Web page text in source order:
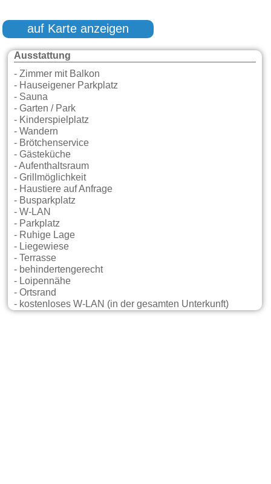
auf Karte anzeigen
Ausstattung
- Zimmer mit Balkon
- Hauseigener Parkplatz
- Sauna
- Garten / Park
- Kinderspielplatz
- Wandern
- Brötchenservice
- Gästeküche
- Aufenthaltsraum
- Grillmöglichkeit
- Haustiere auf Anfrage
- Busparkplatz
- W-LAN
- Parkplatz
- Ruhige Lage
- Liegewiese
- Terrasse
- behindertengerecht
- Loipennähe
- Ortsrand
- kostenloses W-LAN (in der gesamten Unterkunft)